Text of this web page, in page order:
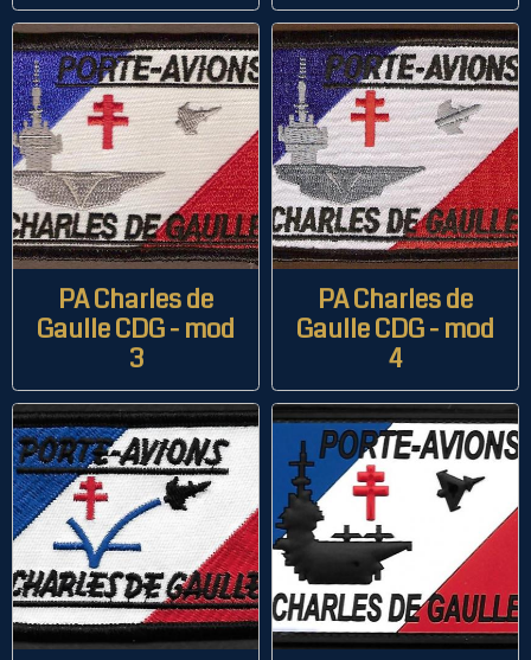
PA Charles de
Gaulle CDG - mod
3
PA Charles de
Gaulle CDG - mod
4